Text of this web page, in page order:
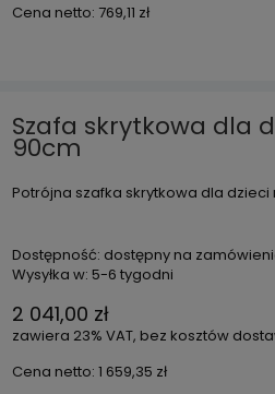
Cena netto: 769,11 zł
Szafa skrytkowa dla
90cm
Potrójna szafka skrytkowa dla dzieci
Dostępność: dostępny na
Wysyłka w: 5-6 tygodni
2 041,00 zł
zawiera 23% VAT, bez kosztów
Cena netto: 1 659,35 zł